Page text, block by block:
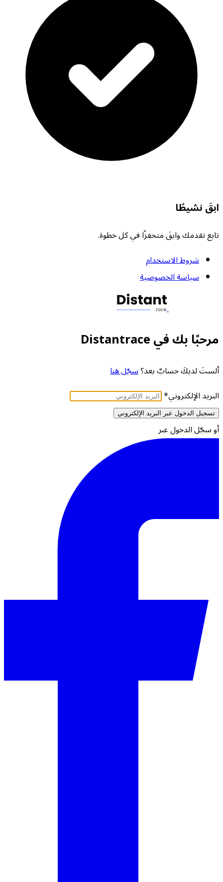
ابقَ نشيطًا
تابع تقدمك وابقَ متحفزًا في كل خطوة.
شروط الاستخدام
سياسة الخصوصية
مرحبًا بك في Distantrace
ألستَ لديكَ حسابٌ بعد؟سجّل هنا
البريد الإلكتروني*
تسجيل الدخول عبر البريد الإلكتروني
أو سجّل الدخول عبر